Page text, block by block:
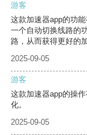
游客
这款加速器app的功
一个自动切换线路的
路，从而获得更好的
2025-09-05
游客
这款加速器app的操
化。
2025-09-05